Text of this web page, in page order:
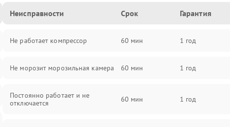
Неисправности Срок Гарантия
Не работает компрессор 60 мин 1 год
Не морозит морозильная камера 60 мин 1 год
Постоянно работает и не
отключается
60 мин 1 год